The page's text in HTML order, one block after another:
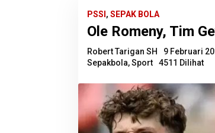
PSSI , SEPAK BOLA
Ole Romeny, Tim
Robert Tarigan SH
9 Februari
Sepakbola,Sport 4511 Dilihat